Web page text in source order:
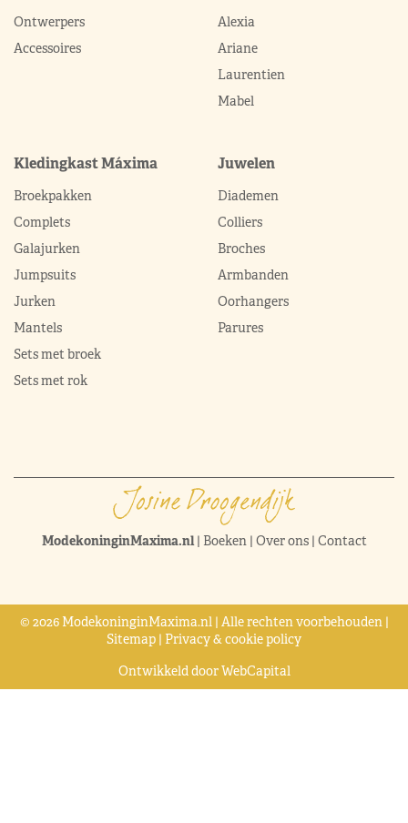
Ontwerpers
Accessoires
Alexia
Ariane
Laurentien
Mabel
Kledingkast Máxima
Broekpakken
Complets
Galajurken
Jumpsuits
Jurken
Mantels
Sets met broek
Sets met rok
Juwelen
Diademen
Colliers
Broches
Armbanden
Oorhangers
Parures
ModekoninginMaxima.nl| Boeken| Over ons| Contact
© 2026 ModekoninginMaxima.nl | Alle rechten voorbehouden |
Sitemap | Privacy & cookie policy
Ontwikkeld doorWebCapital